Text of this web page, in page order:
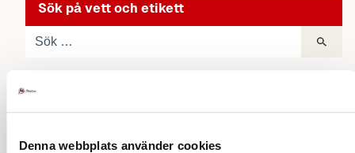
Denna webbplats använder cookies
Sök på vett och etikett